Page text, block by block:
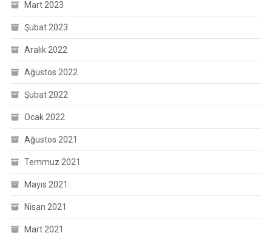
Mart 2023
Şubat 2023
Aralık 2022
Ağustos 2022
Şubat 2022
Ocak 2022
Ağustos 2021
Temmuz 2021
Mayıs 2021
Nisan 2021
Mart 2021